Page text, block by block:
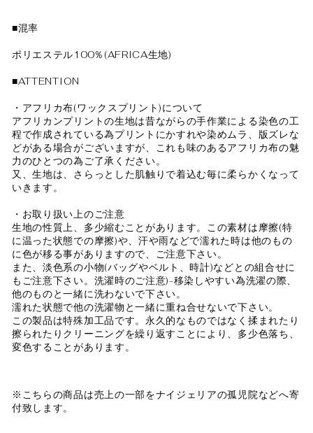
■混率
ポリエステル100％(AFRICA生地)
■ATTENTION
・アフリカ布(ワックスプリント)について
アフリカンプリントの生地は昔ながらの手作業による染色の工
程で作成されている為プリントにかすれや染めムラ、版ズレな
どがある場合がございますが、これも味のあるアフリカ布の魅
力のひとつの為ご了承ください。
又、生地は、さらっとした肌触りで着込む毎に柔らかくなって
いきます。
・お取り扱い上のご注意
生地の性質上、多少縮むことがあります。この素材は摩擦(特
に温った状態での摩擦)や、汗や雨などで濡れた時は他のもの
に色が移る事がありますので、ご注意下さい。
また、淡色系の小物(バッグやベルト、時計)などとの組合せに
もご注意下さい。洗濯時のご注意)-移染しやすい為洗濯の際、
他のものと一緒に洗わないで下さい。
濡れた状態で他の洗濯物と一緒に重ね合せないで下さい。
この製品は特殊加工品です。永久的なものではなく揉まれたり
擦られたりクリーニングを繰り返すことにより、多少色落ち、
変色することがあります。
※こちらの商品は売上の一部をナイジェリアの孤児院などへ寄
付致します。